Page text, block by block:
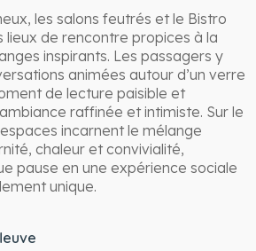
les salons feutrés et le Bistro
lieux de rencontre propices à la
inspirants. Les passagers y
animées autour d’un verre
de lecture paisible et
raffinée et intimiste. Sur le
incarnent le mélange
chaleur et convivialité,
pause en une expérience sociale
unique.